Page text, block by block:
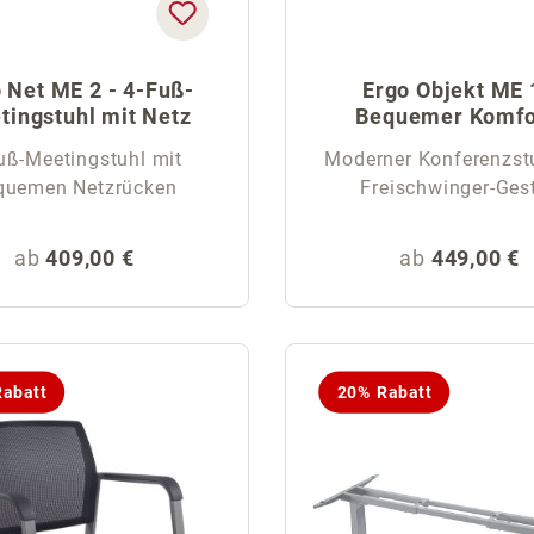
Net ME 2 - 4-Fuß-
mit Netz
Meetingstuhl mit
Netzrücken
Regulärer Preis:
ab409,00 €
Ergo Objekt ME
Bequemer
Moderner
Freischwinger-
Regulärer
ab 449,00 €
20% Rabatt